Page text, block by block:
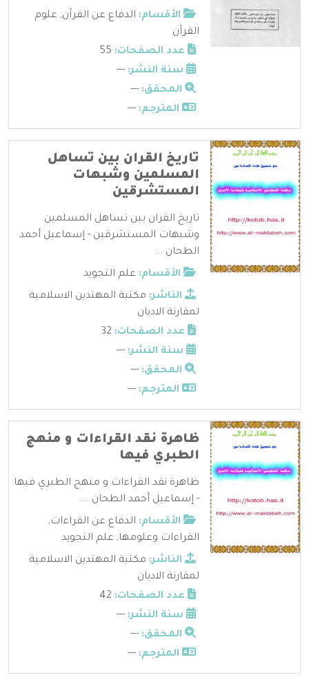
الأقسام: الدفاع عن القرآن, علوم
القرآن
عدد الصفحات:
سنة النشر: ---
المحقق: ---
المترجم: ---
تاريخ القران بين تساهل
المسلمين وشبهات
المستشرقين
تاريخ القران بين تساهل المسلمين
وشبهات المستشرقين - إسماعيل أحمد
الطحان ...
الأقسام: علم التجويد
الناشر: مكتبة المهتدين الاسلامية
لمقارنة الاديان
عدد الصفحات:
سنة النشر: ---
المحقق: ---
المترجم: ---
ظاهرة نقد القراءات و منهج
الطبري فيها
ظاهرة نقد القراءات و منهج الطبري فيها
- إسماعيل أحمد الطحان ...
الأقسام: الدفاع عن القراءات,
القراءات وعلومها, علم التجويد
الناشر: مكتبة المهتدين الاسلامية
لمقارنة الاديان
عدد الصفحات:
سنة النشر: ---
المحقق: ---
المترجم: ---